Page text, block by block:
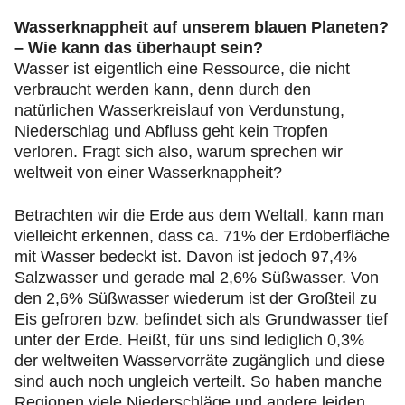
Wasserknappheit auf unserem blauen Planeten?
– Wie kann das überhaupt sein?
Wasser ist eigentlich eine Ressource, die nicht
verbraucht werden kann, denn durch den
natürlichen Wasserkreislauf von Verdunstung,
Niederschlag und Abfluss geht kein Tropfen
verloren. Fragt sich also, warum sprechen wir
weltweit von einer Wasserknappheit?
Betrachten wir die Erde aus dem Weltall, kann man
vielleicht erkennen, dass ca. 71% der Erdoberfläche
mit Wasser bedeckt ist. Davon ist jedoch 97,4%
Salzwasser und gerade mal 2,6% Süßwasser. Von
den 2,6% Süßwasser wiederum ist der Großteil zu
Eis gefroren bzw. befindet sich als Grundwasser tief
unter der Erde. Heißt, für uns sind lediglich 0,3%
der weltweiten Wasservorräte zugänglich und diese
sind auch noch ungleich verteilt. So haben manche